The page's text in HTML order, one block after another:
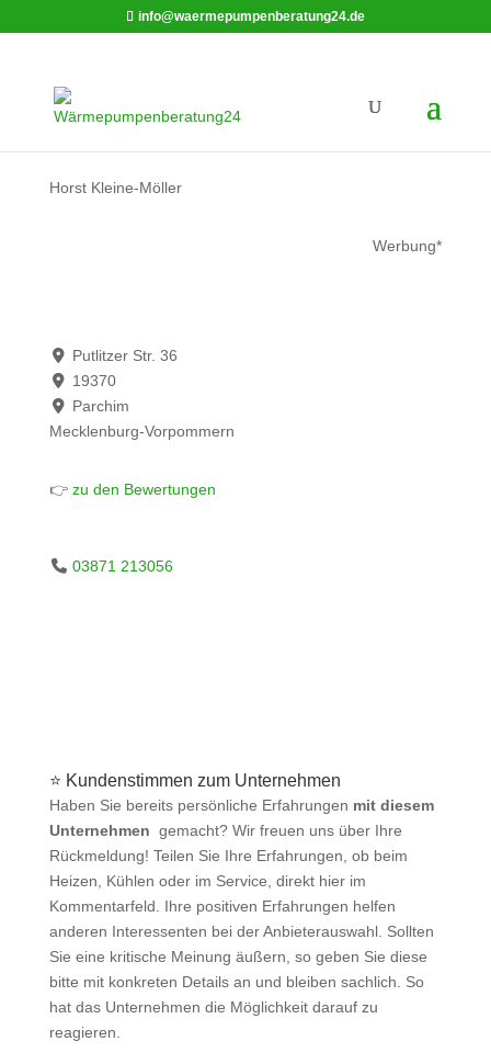
info@waermepumpenberatung24.de
Horst Kleine-Möller
Werbung*
Putlitzer Str. 36
19370
Parchim
Mecklenburg-Vorpommern
👉zu den Bewertungen
03871 213056
⭐ Kundenstimmen zum Unternehmen
Haben Sie bereits persönliche Erfahrungen mit diesem
Unternehmen gemacht? Wir freuen uns über Ihre
Rückmeldung! Teilen Sie Ihre Erfahrungen, ob beim
Heizen, Kühlen oder im Service, direkt hier im
Kommentarfeld. Ihre positiven Erfahrungen helfen
anderen Interessenten bei der Anbieterauswahl. Sollten
Sie eine kritische Meinung äußern, so geben Sie diese
bitte mit konkreten Details an und bleiben sachlich. So
hat das Unternehmen die Möglichkeit darauf zu
reagieren.